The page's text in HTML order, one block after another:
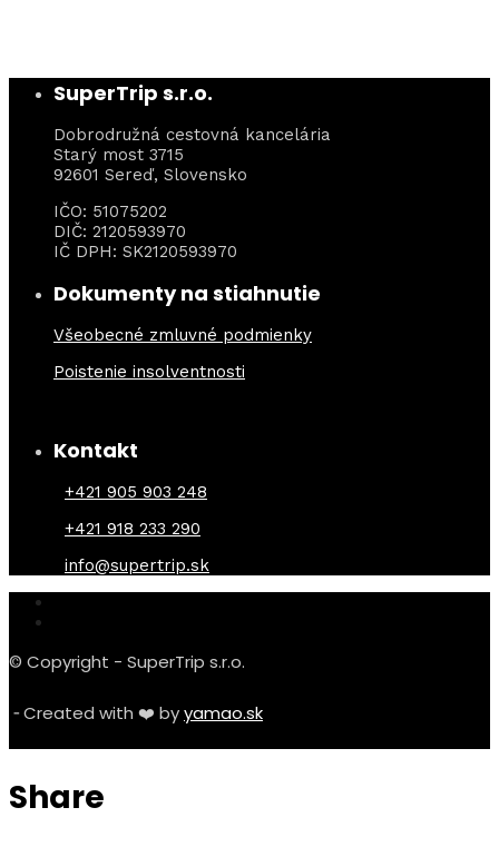
SuperTrip s.r.o.
Dobrodružná cestovná kancelária
Starý most 3715
92601 Sereď, Slovensko
IČO: 51075202
DIČ: 2120593970
IČ DPH: SK2120593970
Dokumenty na stiahnutie
Všeobecné zmluvné podmienky
Poistenie insolventnosti
Kontakt
+421 905 903 248
+421 918 233 290
info@supertrip.sk
© Copyright - SuperTrip s.r.o.
╶ Created with ❤️ byyamao.sk
Share